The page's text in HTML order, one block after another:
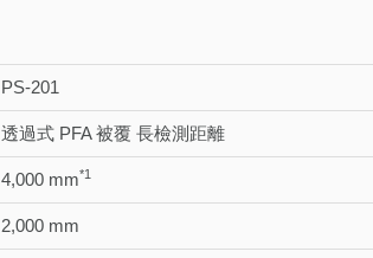
PS-201
透過式 PFA 被覆 長檢測距離
4,000 mm*1
2,000 mm